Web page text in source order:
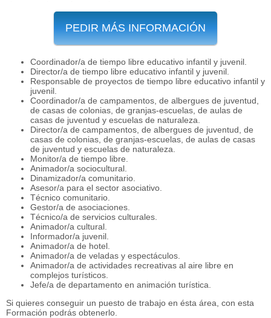
PEDIR MÁS INFORMACIÓN
Coordinador/a de tiempo libre educativo infantil y juvenil.
Director/a de tiempo libre educativo infantil y juvenil.
Responsable de proyectos de tiempo libre educativo infantil y
juvenil.
Coordinador/a de campamentos, de albergues de juventud,
de casas de colonias, de granjas-escuelas, de aulas de
casas de juventud y escuelas de naturaleza.
Director/a de campamentos, de albergues de juventud, de
casas de colonias, de granjas-escuelas, de aulas de casas
de juventud y escuelas de naturaleza.
Monitor/a de tiempo libre.
Animador/a sociocultural.
Dinamizador/a comunitario.
Asesor/a para el sector asociativo.
Técnico comunitario.
Gestor/a de asociaciones.
Técnico/a de servicios culturales.
Animador/a cultural.
Informador/a juvenil.
Animador/a de hotel.
Animador/a de veladas y espectáculos.
Animador/a de actividades recreativas al aire libre en
complejos turísticos.
Jefe/a de departamento en animación turística.
Si quieres conseguir un puesto de trabajo en ésta área, con esta
Formación podrás obtenerlo.